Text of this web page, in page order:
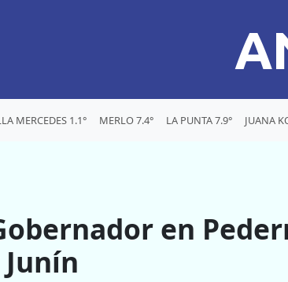
MERCEDES 1.1° MERLO 7.4° LA PUNTA 7.9° JUANA
en